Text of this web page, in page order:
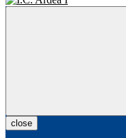
close